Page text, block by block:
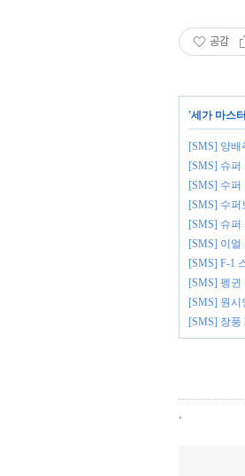
공감
'세가 마스
[SMS] 양배
[SMS] 슈퍼
[SMS] 수퍼
[SMS] 수퍼
[SMS] 슈퍼
[SMS] 이얼
[SMS] F-1
[SMS] 펭귄
[SMS] 원시
[SMS] 장풍
,